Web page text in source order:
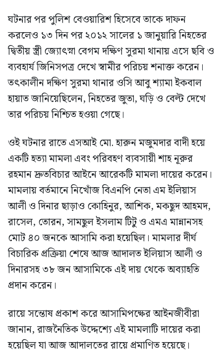
ঘটনার পর পুলিশ বেওয়ারিশ হিসেবে তাকে দাফন
করলেও ১৩ দিন পর ২০১২ সালের ১ জানুয়ারি নিহতের
দ্বিতীয় স্ত্রী জ্যোৎস্না বেগম দক্ষিণ সুরমা থানায় এসে ছবি ও
ব্যবহার্য জিনিসপত্র দেখে স্বামীর পরিচয় শনাক্ত করেন।
তৎকালীন দক্ষিণ সুরমা থানার ওসি আবু শ্যামা ইকবাল
হায়াত জানিয়েছিলেন, নিহতের জুতা, ঘড়ি ও বেল্ট দেখে
তার পরিচয় নিশ্চিত হওয়া গেছে।
ওই ঘটনার রাতে এসআই মো. হারুন মজুমদার বাদী হয়ে
একটি হত্যা মামলা এবং পরিবহণ ব্যবসায়ী শাহ নূরুর
রহমান দ্রুতবিচার আইনে আরেকটি মামলা দায়ের করেন।
মামলায় বর্তমানে নিখোঁজ বিএনপি নেতা এম ইলিয়াস
আলী ও দিনার ছাড়াও কোহিনুর, আশিক, মকছুদ আহমদ,
রাসেল, তোরন, সামছুল ইসলাম টিটু ও এমএ মান্নানসহ
মোট ৪০ জনকে আসামি করা হয়েছিল। মামলার দীর্ঘ
বিচারিক প্রক্রিয়া শেষে আজ আদালত ইলিয়াস আলী ও
দিনারসহ ৩৮ জন আসামিকে এই দায় থেকে অব্যাহতি
প্রদান করেন।
রায়ে সন্তোষ প্রকাশ করে আসামিপক্ষের আইনজীবীরা
জানান, রাজনৈতিক উদ্দেশ্যে এই মামলাটি দায়ের করা
হয়েছিল যা আজ আদালতের রায়ে প্রমাণিত হয়েছে।